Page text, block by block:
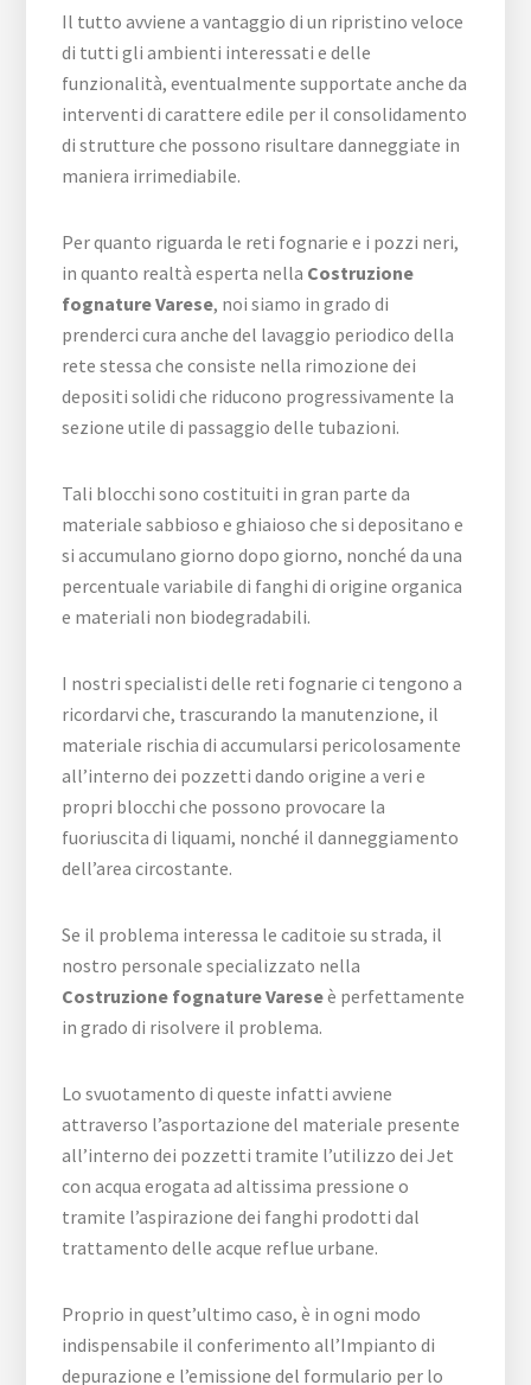
Il tutto avviene a vantaggio di un ripristino veloce
di tutti gli ambienti interessati e delle
funzionalità, eventualmente supportate anche da
interventi di carattere edile per il consolidamento
di strutture che possono risultare danneggiate in
maniera irrimediabile.
Per quanto riguarda le reti fognarie e i pozzi neri,
in quanto realtà esperta nella Costruzione
fognature Varese, noi siamo in grado di
prenderci cura anche del lavaggio periodico della
rete stessa che consiste nella rimozione dei
depositi solidi che riducono progressivamente la
sezione utile di passaggio delle tubazioni.
Tali blocchi sono costituiti in gran parte da
materiale sabbioso e ghiaioso che si depositano e
si accumulano giorno dopo giorno, nonché da una
percentuale variabile di fanghi di origine organica
e materiali non biodegradabili.
I nostri specialisti delle reti fognarie ci tengono a
ricordarvi che, trascurando la manutenzione, il
materiale rischia di accumularsi pericolosamente
all’interno dei pozzetti dando origine a veri e
propri blocchi che possono provocare la
fuoriuscita di liquami, nonché il danneggiamento
dell’area circostante.
Se il problema interessa le caditoie su strada, il
nostro personale specializzato nella
Costruzione fognature Vareseè perfettamente
in grado di risolvere il problema.
Lo svuotamento di queste infatti avviene
attraverso l’asportazione del materiale presente
all’interno dei pozzetti tramite l’utilizzo dei Jet
con acqua erogata ad altissima pressione o
tramite l’aspirazione dei fanghi prodotti dal
trattamento delle acque reflue urbane.
Proprio in quest’ultimo caso, è in ogni modo
indispensabile il conferimento all’Impianto di
depurazione e l’emissione del formulario per lo